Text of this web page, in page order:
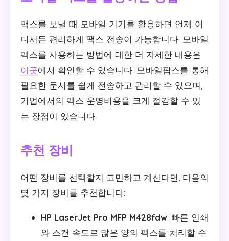
팩스를 보낼 때 모바일 기기를 활용하면 언제 어
디서든 편리하게 팩스 전송이 가능합니다. 모바일
팩스를 사용하는 방법에 대한 더 자세한 내용은
이곳에서 확인할 수 있습니다. 모바일팝스를 통해
필요한 문서를 쉽게 전송하고 관리할 수 있으며,
기업에서의 팩스 운영비용을 크게 절감할 수 있
는 장점이 있습니다.
추천 장비
어떤 장비를 선택할지 고민하고 계신다면, 다음의
몇 가지 장비를 추천합니다:
HP LaserJet Pro MFP M428fdw: 빠른 인쇄
와 스캔 속도로 많은 양의 팩스를 처리할 수